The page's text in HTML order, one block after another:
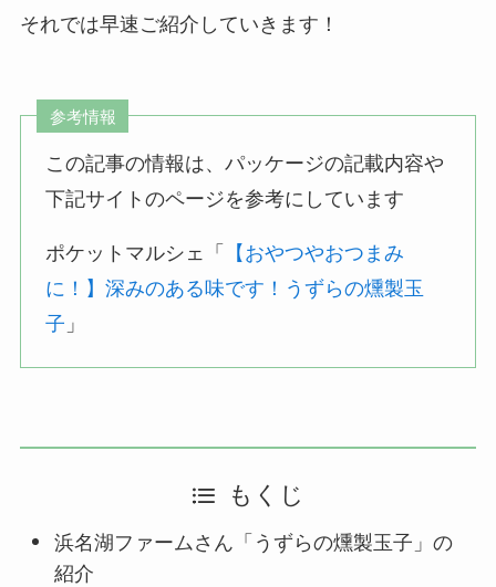
それでは早速ご紹介していきます！
参考情報
この記事の情報は、パッケージの記載内容や
下記サイトのページを参考にしています
ポケットマルシェ「
【おやつやおつまみ
に！】深みのある味です！うずらの燻製玉
子 」
もくじ
浜名湖ファームさん「うずらの燻製玉子」の
紹介